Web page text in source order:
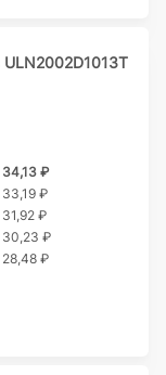
34,13 ₽
33,19 ₽
31,92 ₽
30,23 ₽
28,48 ₽